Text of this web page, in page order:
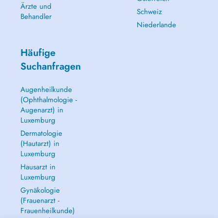
particulièrement aux personnes qui souhaitent :
+ Agir rapidement et concrètement sur leurs objectifs
+ Bénéficier d'un cadre stimulant et d'outils sur mesure
?? Vous ne savez pas quelle option choisir ?
fonction de la durée dont vous avez envie (1h ou 1h30), nous
évaluerons ensemble ce qui vous conviendra le mieux pour la suite.
?? Vous souhaitez un coaching et ne trouvez pas un créneau qui vous
agrée ?
Contactez moi directement par email
ou téléphone +352 621 250 466
CABINETS:
LUXEMBOURG
33, bvd Prince Henri
L-1724 Luxembourg (centre).
Ärzte und
Behandler
Schweiz
Niederlande
Häufige
Suchanfragen
Augenheilkunde
(Ophthalmologie -
Augenarzt) in
Luxemburg
Dermatologie
(Hautarzt) in
Luxemburg
Hausarzt in
Luxemburg
Gynäkologie
(Frauenarzt -
Frauenheilkunde)